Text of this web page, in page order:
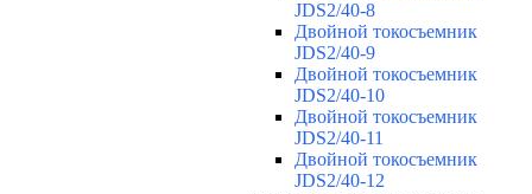
JDS2/40-8
Двойной токосъемник
JDS2/40-9
Двойной токосъемник
JDS2/40-10
Двойной токосъемник
JDS2/40-11
Двойной токосъемник
JDS2/40-12